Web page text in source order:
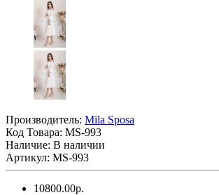
Производитель: Mila Sposa
Код Товара: MS-993
Наличие: В наличии
Артикул: MS-993
10800.00р.